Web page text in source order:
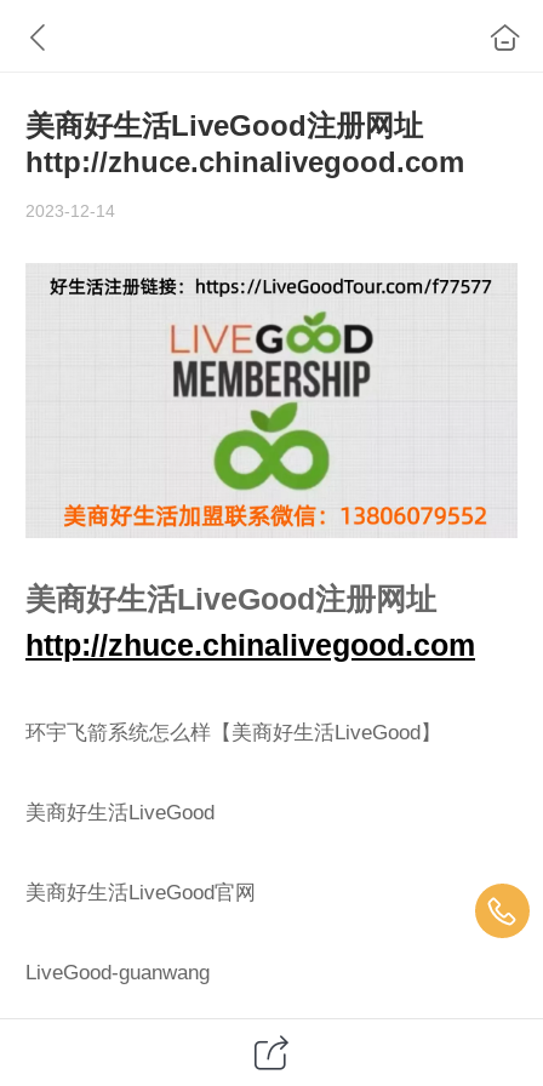
美商好生活LiveGood注册网址
http://zhuce.chinalivegood.com
2023-12-14
美商好生活LiveGood注册网址
http://zhuce.chinalivegood.com
环宇飞箭系统怎么样【美商好生活LiveGood】
美商好生活LiveGood
美商好生活LiveGood官网
LiveGood-guanwang
meishanghaoshenghuoLiveGood-guanwang